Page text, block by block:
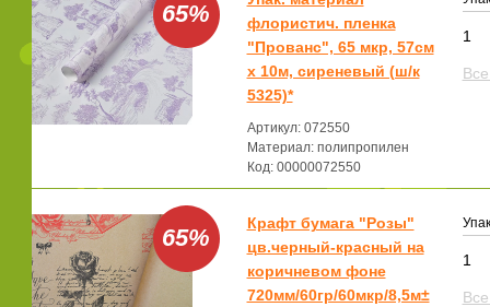
65%
флористич. пленка
"Прованс", 65 мкр, 57см
x 10м, сиреневый (ш/к
5325)*
Артикул: 072550
Материал: полипропилен
Код: 00000072550
1
65%
Крафт бумага "Розы"
цв.черный-красный на
коричневом фоне
720мм/60гр/60мкр/8,5м±
1